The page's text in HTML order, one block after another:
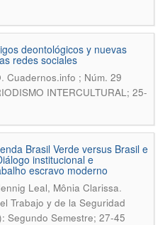
deontológicos y nuevas
redes sociales
. Cuadernos.info ; Núm. 29
INTERCULTURAL; 25-
Brasil Verde versus Brasil e
institucional e
escravo moderno
Leal, Mônia Clarissa.
Trabajo y de la Seguridad
Segundo Semestre; 27-45